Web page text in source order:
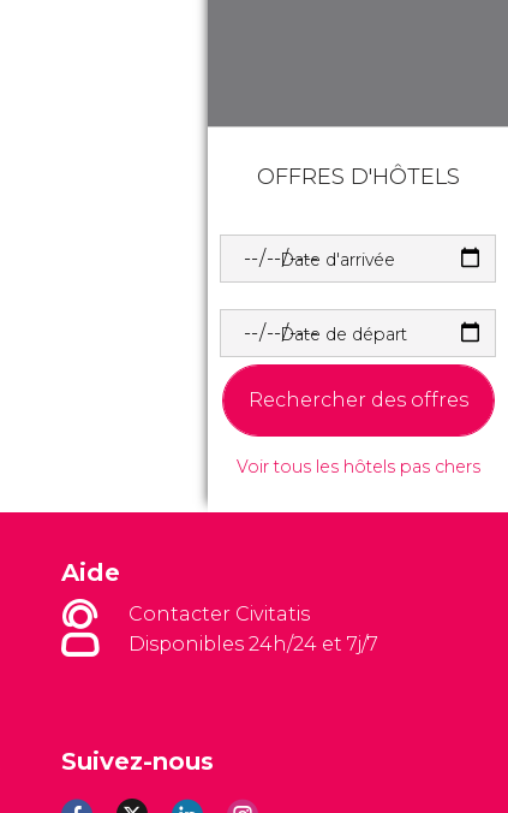
OFFRES D'HÔTELS
Date d'arrivée
Date de départ
Rechercher des offres
Voir tous les hôtels pas chers
Aide
Contacter Civitatis
Disponibles 24h/24 et 7j/7
Suivez-nous